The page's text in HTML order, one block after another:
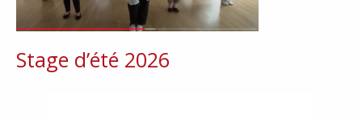
Stage d’été 2026